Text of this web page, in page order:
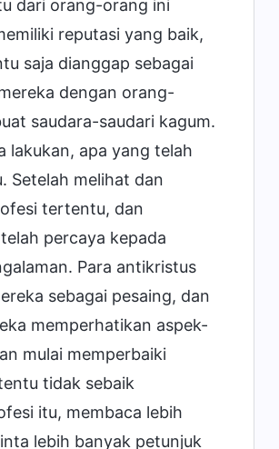
dari orang-orang ini
reputasi yang baik,
saja dianggap sebagai
dengan orang-
saudara-saudari kagum.
lakukan, apa yang telah
Setelah melihat dan
tertentu, dan
percaya kepada
Para antikristus
sebagai pesaing, dan
memperhatikan aspek-
mulai memperbaiki
tidak sebaik
itu, membaca lebih
lebih banyak petunjuk